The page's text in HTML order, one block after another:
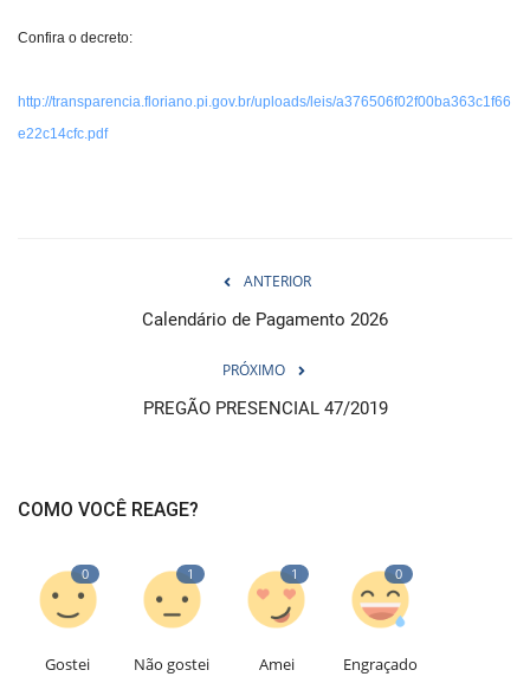
Confira o decreto:
http://transparencia.floriano.pi.gov.br/uploads/leis/a376506f02f00ba363c1f66
e22c14cfc.pdf
ANTERIOR
Calendário de Pagamento 2026
PRÓXIMO
PREGÃO PRESENCIAL 47/2019
COMO VOCÊ REAGE?
0
Gostei
1
Não gostei
1
Amei
0
Engraçado